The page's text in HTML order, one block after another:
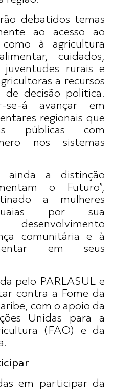
debatidos temas
ao acesso ao
à agricultura
cuidados,
juventudes rurais e
a recursos
de decisão política.
se-á avançar em
regionais que
públicas com
nos sistemas
ainda a distinção
o Futuro”,
a mulheres
por sua
comunitária e à
em seus
pelo PARLASUL e
contra a Fome da
com o apoio da
Unidas para a
(FAO) e da
em participar da